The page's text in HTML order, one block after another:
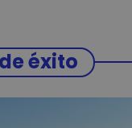
éxito